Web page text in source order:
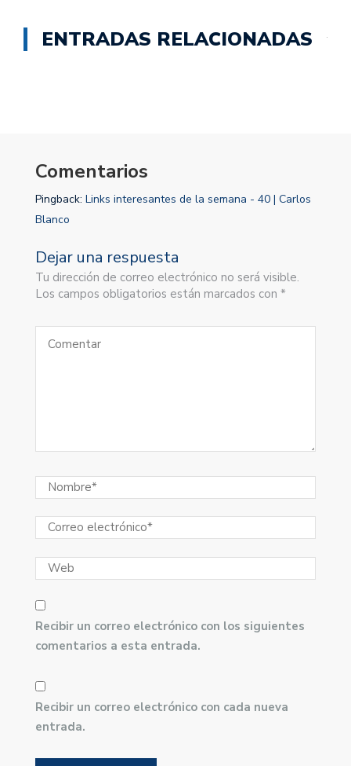
ENTRADAS RELACIONADAS
Comentarios
Pingback: Links interesantes de la semana - 40 | Carlos
Blanco
Dejar una respuesta
Tu dirección de correo electrónico no será visible.
Los campos obligatorios están marcados con *
Recibir un correo electrónico con los siguientes
comentarios a esta entrada.
Recibir un correo electrónico con cada nueva
entrada.